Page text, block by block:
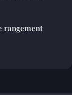
rangement